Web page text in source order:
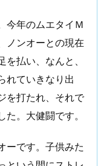
今年のムエタイＭ
ノンオーとの現在
払い、なんと、
れていきなり出
を打たれ、それで
。大健闘です。
ーです。子供みた